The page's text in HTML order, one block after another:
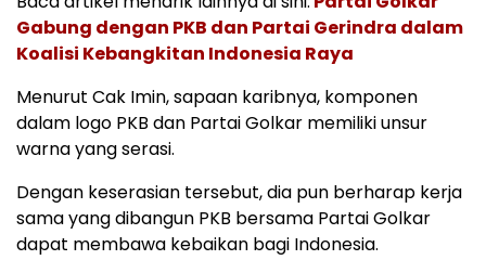
Gabung dengan PKB dan Partai Gerindra dalam
Koalisi Kebangkitan Indonesia Raya
Menurut Cak Imin, sapaan karibnya, komponen
dalam logo PKB dan Partai Golkar memiliki unsur
warna yang serasi.
Dengan keserasian tersebut, dia pun berharap kerja
sama yang dibangun PKB bersama Partai Golkar
dapat membawa kebaikan bagi Indonesia.